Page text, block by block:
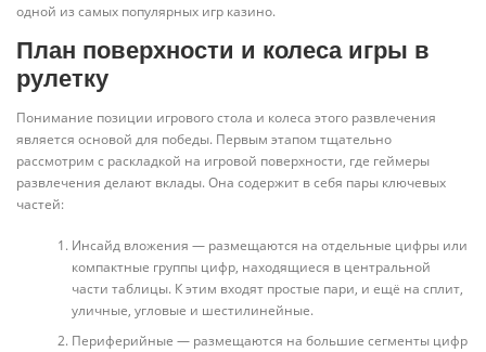
одной из самых популярных игр казино.
План поверхности и колеса игры в
рулетку
Понимание позиции игрового стола и колеса этого развлечения
является основой для победы. Первым этапом тщательно
рассмотрим с раскладкой на игровой поверхности, где геймеры
развлечения делают вклады. Она содержит в себя пары ключевых
частей:
Инсайд вложения — размещаются на отдельные цифры или
компактные группы цифр, находящиеся в центральной
части таблицы. К этим входят простые пари, и ещё на сплит,
уличные, угловые и шестилинейные.
Периферийные — размещаются на большие сегменты цифр